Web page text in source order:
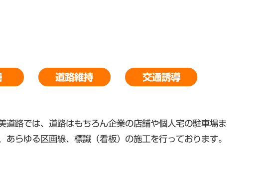
道路では、道路はもちろん企業の店舗や個人宅の駐車場ま
あらゆる区画線、標識（看板）の施工を行っております。
道路維持 交通誘導